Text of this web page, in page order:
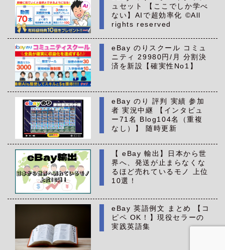
ュセット 【ここでしか学べ
ない】AIで超効率化 ©All
rights reserved
eBay のりスクール コミュ
ニティ 29980円/月 分割決
済を新設【確実性No1】
eBay のり 評判 実績 参加
者 実況中継 【インタビュ
ー71名 Blog104名（重複
なし）】 随時更新
【 eBay 輸出】日本から世
界へ、発送が止まらなくな
るほど売れているモノ 上位
10選！
eBay 英語例文 まとめ 【コ
ピペ OK！】現役セラーの
実践英語集